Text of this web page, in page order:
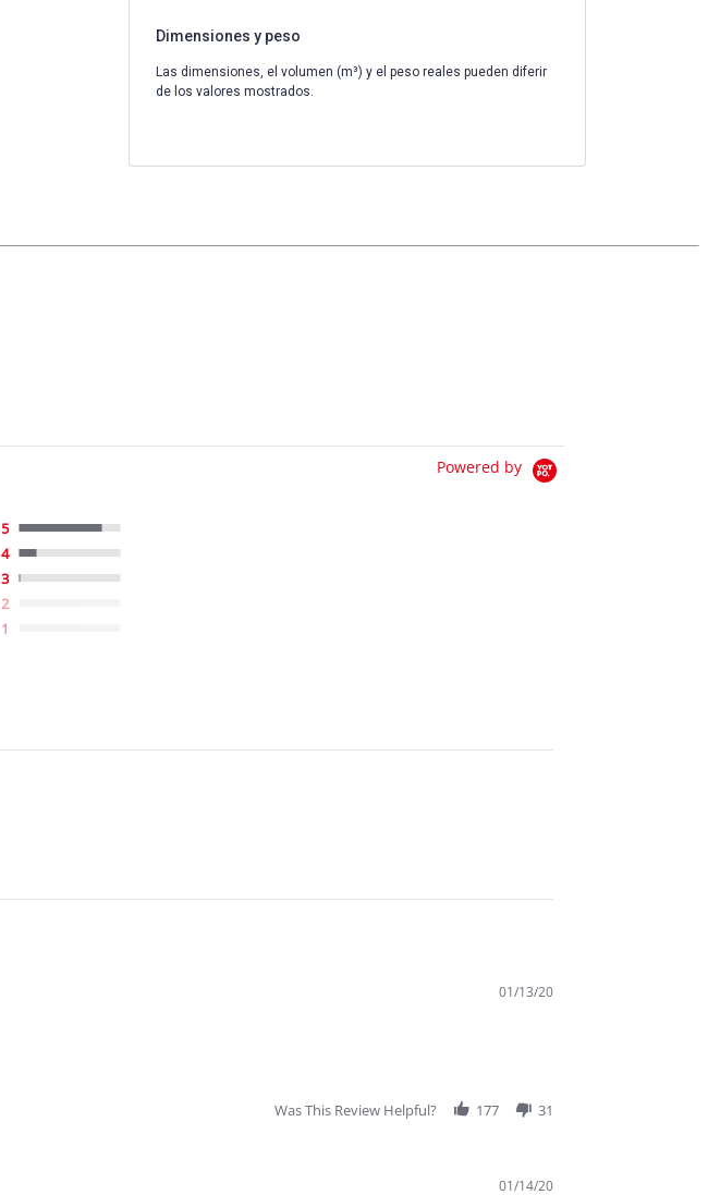
Dimensiones y peso
Las dimensiones, el volumen (m³) y el peso reales pueden diferir
de los valores mostrados.
Powered by
5
4
3
2
1
01/13/20
Was This Review Helpful? 177 31
01/14/20